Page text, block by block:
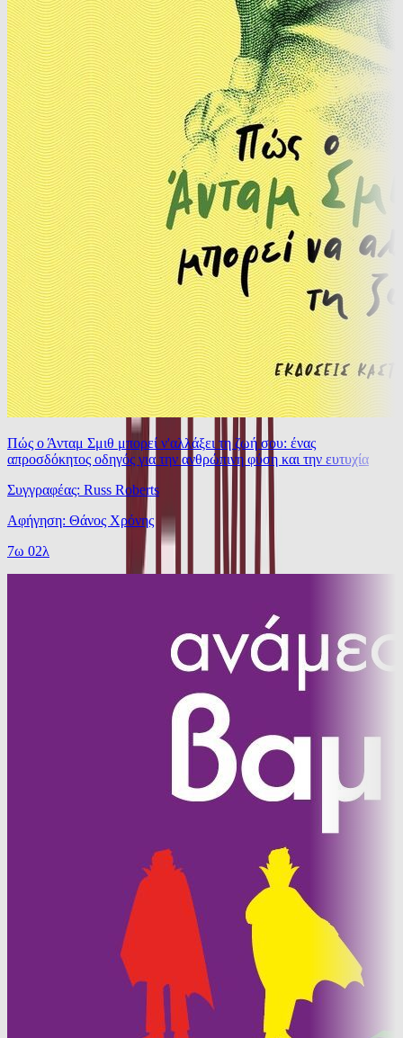
Πώς ο Άνταμ Σμιθ μπορεί ν'αλλάξει τη ζωή σου: ένας
απροσδόκητος οδηγός για την ανθρώπινη φύση και την ευτυχία
Συγγραφέας: Russ Roberts
Αφήγηση: Θάνος Χρόνης
7ω 02λ